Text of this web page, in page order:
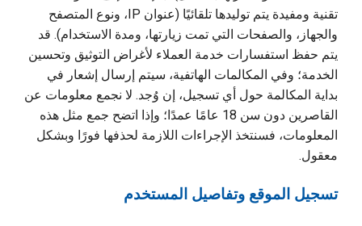
تقنية ومفيدة يتم توليدها تلقائيًا (عنوان IP، ونوع المتصفح
والجهاز، والصفحات التي تمت زيارتها، ومدة الاستخدام). قد
يتم حفظ استفسارات خدمة العملاء لأغراض التوثيق وتحسين
الخدمة؛ وفي المكالمات الهاتفية، سيتم إرسال إشعار في
بداية المكالمة حول أي تسجيل، إن وُجد. لا نجمع معلومات عن
القاصرين دون سن 18 عامًا عمدًا؛ وإذا اتضح جمع مثل هذه
المعلومات، فسنتخذ الإجراءات اللازمة لحذفها فورًا وبشكل
معقول.
تسجيل الموقع وتفاصيل المستخدم